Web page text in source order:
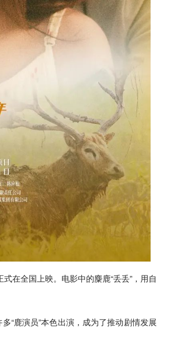
在全国上映。电影中的麋鹿“丢丢”，用自
“鹿演员”本色出演，成为了推动剧情发展